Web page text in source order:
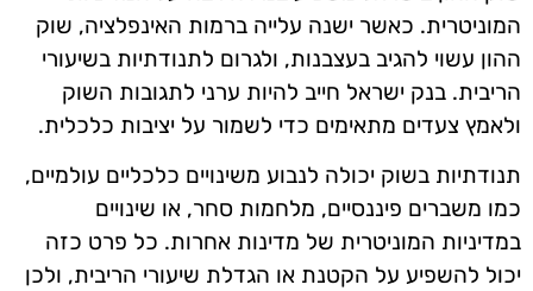
המוניטרית. כאשר ישנה עלייה ברמות האינפלציה, שוק
ההון עשוי להגיב בעצבנות, ולגרום לתנודתיות בשיעורי
הריבית. בנק ישראל חייב להיות ערני לתגובות השוק
ולאמץ צעדים מתאימים כדי לשמור על יציבות כלכלית.
תנודתיות בשוק יכולה לנבוע משינויים כלכליים עולמיים,
כמו משברים פיננסיים, מלחמות סחר, או שינויים
במדיניות המוניטרית של מדינות אחרות. כל פרט כזה
יכול להשפיע על הקטנת או הגדלת שיעורי הריבית, ולכן